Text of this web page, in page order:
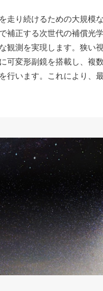
走り続けるための大規模
補正する次世代の補償光
観測を実現します。狭い
可変形副鏡を搭載し、複
行います。これにより、